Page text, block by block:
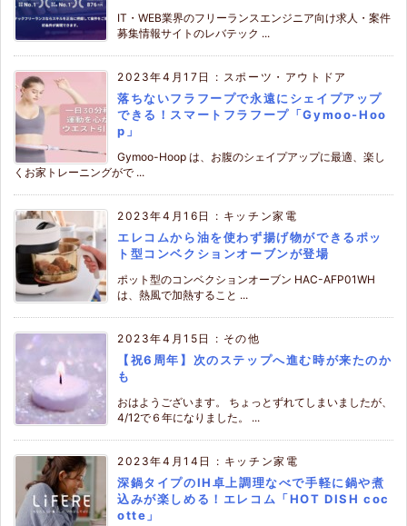
IT・WEB業界のフリーランスエンジニア向け求人・案件
募集情報サイトのレバテック ...
2023年4月17日 : スポーツ・アウトドア
落ちないフラフープで永遠にシェイプアップ
できる！スマートフラフープ「Gymoo-Hoo
p」
Gymoo-Hoop は、お腹のシェイプアップに最適、楽し
くお家トレーニングがで ...
2023年4月16日 : キッチン家電
エレコムから油を使わず揚げ物ができるポッ
ト型コンベクションオーブンが登場
ポット型のコンベクションオーブン HAC-AFP01WH
は、熱風で加熱すること ...
2023年4月15日 : その他
【祝6周年】次のステップへ進む時が来たのか
も
おはようございます。 ちょっとずれてしまいましたが、
4/12で６年になりました。 ...
2023年4月14日 : キッチン家電
深鍋タイプのIH卓上調理なべで手軽に鍋や煮
込みが楽しめる！エレコム「HOT DISH coc
otte」